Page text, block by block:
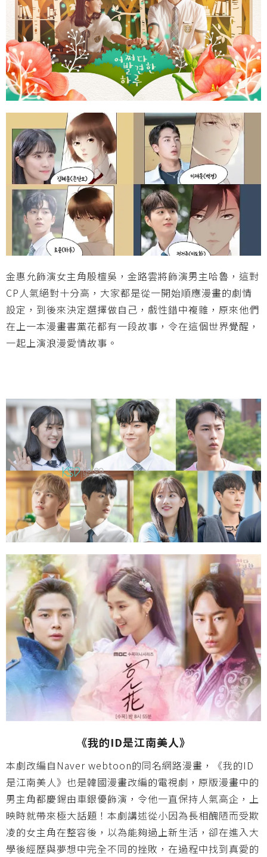
金惠允飾演女主角殷檀吳，金路雲將飾演男主哈魯，這對
CP人氣絕對十分高，大家都是從一開始順應漫畫的劇情
設定，到後來決定選擇做自己，戲性錯中複雜，原來他們
在上一本漫畫書黨花都有一段故事，令在這個世界覺醒，
一起上演浪漫愛情故事。
《我的ID是江南美人》
本劇改編自Naver webtoon的同名網路漫畫，《我的ID
是江南美人》也是韓國漫畫改編的電視劇，原版漫畫中的
男主角都慶錫由車銀優飾演，令他一直保持人氣高企，上
映時就帶來極大話題！本劇講述從小因為長相醜陋而受欺
凌的女主角在整容後，以為能夠過上新生活，卻在進入大
學後經歷與夢想中完全不同的挫敗，在過程中找到真愛的